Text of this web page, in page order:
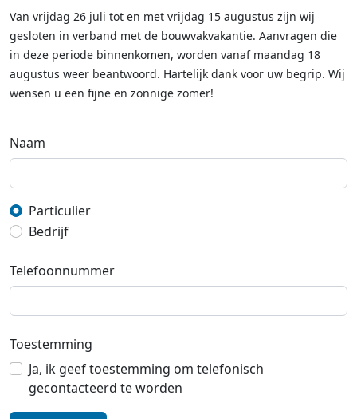
Van vrijdag 26 juli tot en met vrijdag 15 augustus zijn wij
gesloten in verband met de bouwvakvakantie. Aanvragen die
in deze periode binnenkomen, worden vanaf maandag 18
augustus weer beantwoord. Hartelijk dank voor uw begrip. Wij
wensen u een fijne en zonnige zomer!
Naam
Particulier
Bedrijf
Telefoonnummer
Toestemming
Ja, ik geef toestemming om telefonisch
gecontacteerd te worden